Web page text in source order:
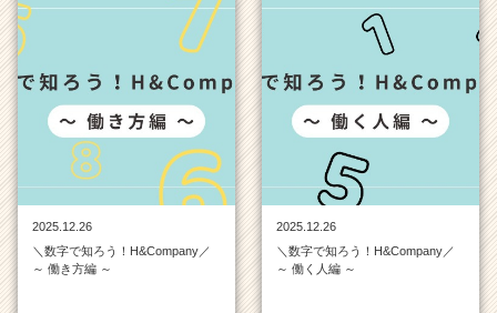
2025.12.26
＼数字で知ろう！H&Company／
～ 働き方編 ～
2025.12.26
＼数字で知ろう！H&Company／
～ 働く人編 ～